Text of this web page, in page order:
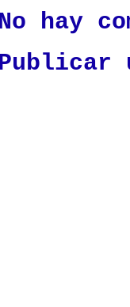
No hay
Publicar